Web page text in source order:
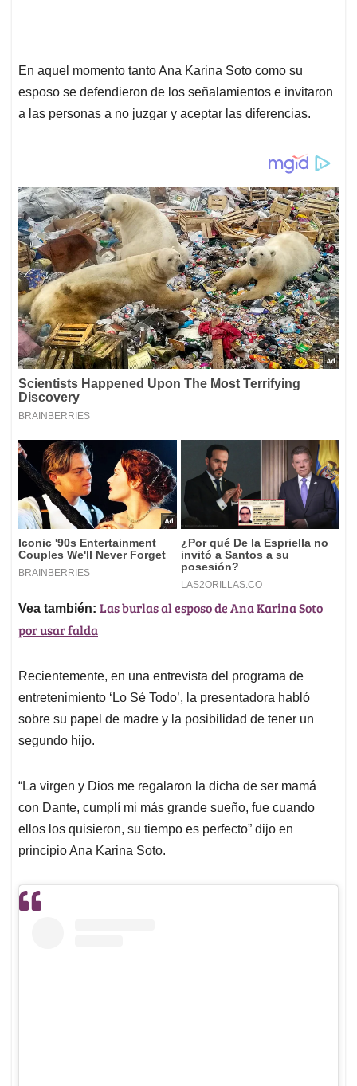
En aquel momento tanto Ana Karina Soto como su
esposo se defendieron de los señalamientos e invitaron
a las personas a no juzgar y aceptar las diferencias.
Vea también: Las burlas al esposo de Ana Karina Soto
por usar falda
Recientemente, en una entrevista del programa de
entretenimiento ‘Lo Sé Todo’, la presentadora habló
sobre su papel de madre y la posibilidad de tener un
segundo hijo.
“La virgen y Dios me regalaron la dicha de ser mamá
con Dante, cumplí mi más grande sueño, fue cuando
ellos los quisieron, su tiempo es perfecto” dijo en
principio Ana Karina Soto.